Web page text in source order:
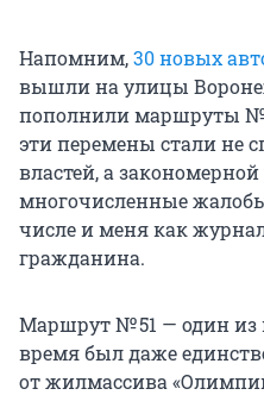
Напомним,30 новых
вышли на улицы
пополнили маршруты №
эти перемены стали не
властей, а
многочисленные
числе и меня как
гражданина.
Маршрут № 51 — один из
время был даже
от жилмассива